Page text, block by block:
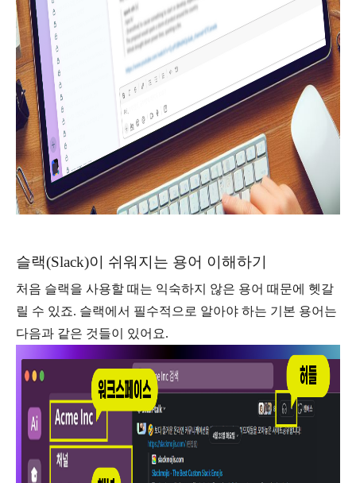
슬랙(Slack)이 쉬워지는 용어 이해하기
처음 슬랙을 사용할 때는 익숙하지 않은 용어 때문에 헷갈
릴 수 있죠. 슬랙에서 필수적으로 알아야 하는 기본 용어는
다음과 같은 것들이 있어요.